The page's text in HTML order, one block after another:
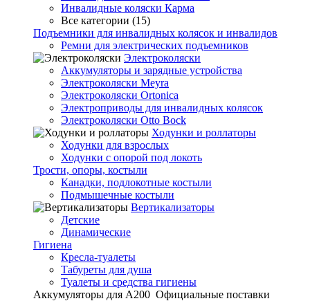
Инвалидные коляски Карма
Все категории (15)
Подъемники для инвалидных колясок и инвалидов
Ремни для электрических подъемников
Электроколяски
Аккумуляторы и зарядные устройства
Электроколяски Meyra
Электроколяски Ortonica
Электроприводы для инвалидных колясок
Электроколяски Otto Bock
Ходунки и роллаторы
Ходунки для взрослых
Ходунки с опорой под локоть
Трости, опоры, костыли
Канадки, подлокотные костыли
Подмышечные костыли
Вертикализаторы
Детские
Динамические
Гигиена
Кресла-туалеты
Табуреты для душа
Туалеты и средства гигиены
Аккумуляторы для А200 Официальные поставки